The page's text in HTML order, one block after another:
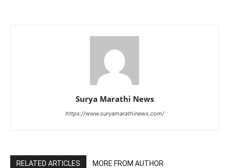
Surya Marathi News
https://www.suryamarathinews.com/
RELATED ARTICLES MORE FROM AUTHOR